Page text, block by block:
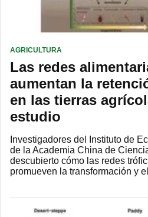
AGRICULTURA
Las redes
aumentan la
en las tierras
estudio
Investigadores del Instituto de
de la Academia China de
descubierto cómo las redes
promueven la transformación y